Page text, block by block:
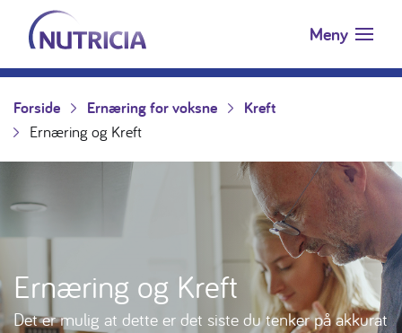
Hopp til innholdet
Nutricia.no Meny
Forside Ernæring for voksne
Kreft
Ernæring og Kreft
Ernæring og Kreft
Det er mulig at dette er det siste du tenker på akkurat